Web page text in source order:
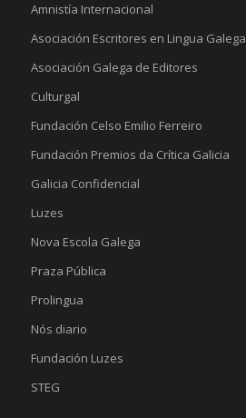
Amnistía Internacional
Asociación Escritores en Lingua Galega
Asociación Galega de Editores
Culturgal
Fundación Celso Emilio Ferreiro
Fundación Premios da Crítica Galicia
Galicia Confidencial
Luzes
Nova Escola Galega
Praza Pública
Prolingua
Nós diario
Fundación Luzes
STEG